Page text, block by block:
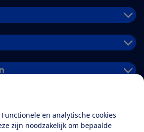
en analytische cookies
zijn noodzakelijk om bepaalde